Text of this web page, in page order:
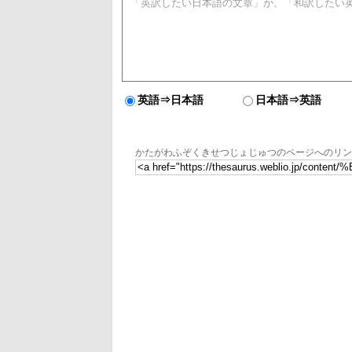
英語⇒日本語 日本語⇒英語
かたがわふぞくきせつじょじゅつのページへのリ